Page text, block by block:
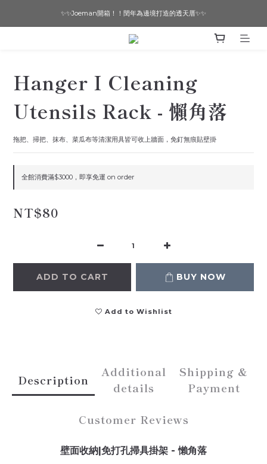
想要一個寵物友善的美宅嗎？ 🔶 即刻諮詢 🔶
✨✨Joeman開箱！！閏年為邊境打造的透天厝✨✨
想要一個寵物友善的美宅嗎？ 🔶 即刻諮詢 🔶
Hanger I Cleaning
Utensils Rack - 懶角落
拖把、掃把、抹布、菜瓜布等清潔用具皆可收上牆面，免釘無痕貼壁掛
全館消費滿$3000，即享免運 on order
NT$80
ADD TO CART BUY NOW
Add to Wishlist
Description
Additional
details
Shipping &
Payment
Customer Reviews
壁面收納|免打孔掃具掛架 - 懶角落